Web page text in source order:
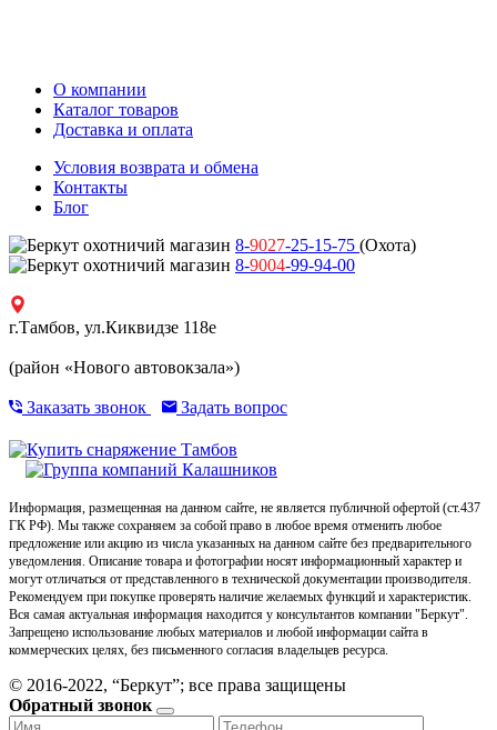
О компании
Каталог товаров
Доставка и оплата
Условия возврата и обмена
Контакты
Блог
8-9027-25-15-75 (Охота)
8-9004-99-94-00
г.Тамбов, ул.Киквидзе 118е
(район «Нового автовокзала»)
Заказать звонок Задать вопрос
Информация, размещенная на данном сайте, не является публичной офертой (ст.437
ГК РФ). Мы также сохраняем за собой право в любое время отменить любое
предложение или акцию из числа указанных на данном сайте без предварительного
уведомления. Описание товара и фотографии носят информационный характер и
могут отличаться от представленного в технической документации производителя.
Рекомендуем при покупке проверять наличие желаемых функций и характеристик.
Вся самая актуальная информация находится у консультантов компании "Беркут".
Запрещено использование любых материалов и любой информации сайта в
коммерческих целях, без письменного согласия владельцев ресурса.
© 2016-2022, “Беркут”; все права защищены
Обратный звонок